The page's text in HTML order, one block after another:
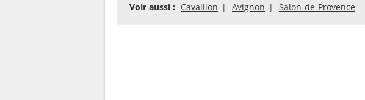
Voir aussi : Cavaillon Avignon Salon-de-Provence